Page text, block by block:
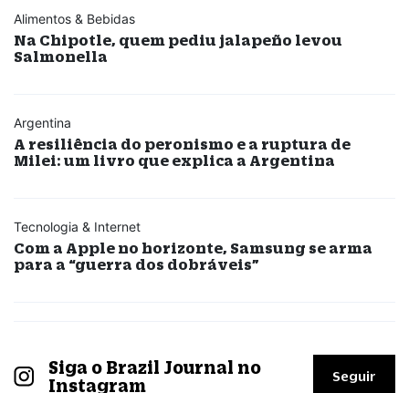
Alimentos & Bebidas
Na Chipotle, quem pediu jalapeño levou
Salmonella
Argentina
A resiliência do peronismo e a ruptura de
Milei: um livro que explica a Argentina
Tecnologia & Internet
Com a Apple no horizonte, Samsung se arma
para a “guerra dos dobráveis”
Siga o Brazil Journal no
Instagram
Seguir